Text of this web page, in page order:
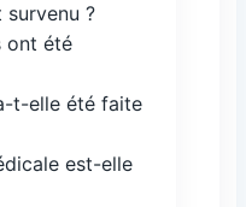
survenu ?
ont été
t-elle été faite
est-elle